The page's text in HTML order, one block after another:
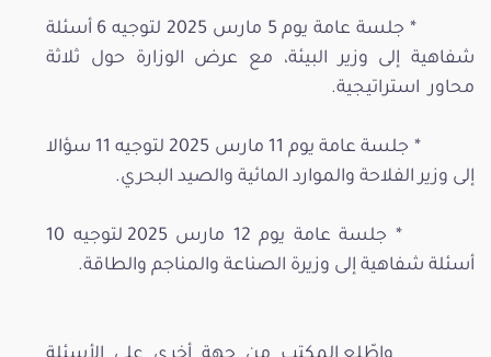
* جلسة عامة يوم 5 مارس 2025 لتوجيه 6 أسئلة
شفاهية إلى وزير البيئة، مع عرض الوزارة حول ثلاثة
محاور استراتيجية.
* جلسة عامة يوم 11 مارس 2025 لتوجيه 11 سؤالا
إلى وزير الفلاحة والموارد المائية والصيد البحري.
* جلسة عامة يوم 12 مارس 2025 لتوجيه 10
أسئلة شفاهية إلى وزيرة الصناعة والمناجم والطاقة.